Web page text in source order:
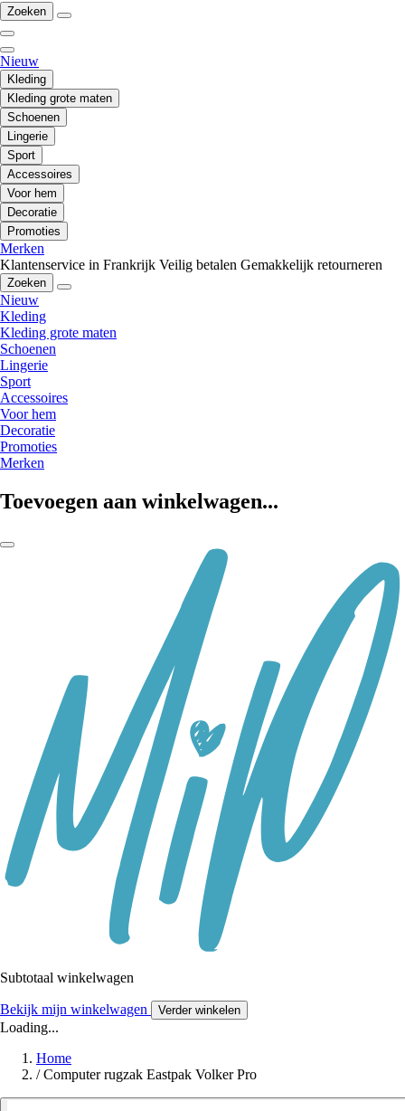
Zoeken
Nieuw
Kleding
Kleding grote maten
Schoenen
Lingerie
Sport
Accessoires
Voor hem
Decoratie
Promoties
Merken
Klantenservice in Frankrijk Veilig betalen Gemakkelijk retourneren
Zoeken
Nieuw
Kleding
Kleding grote maten
Schoenen
Lingerie
Sport
Accessoires
Voor hem
Decoratie
Promoties
Merken
Toevoegen aan winkelwagen...
Subtotaal winkelwagen
Bekijk mijn winkelwagen Verder winkelen
Loading...
Home
/ Computer rugzak Eastpak Volker Pro